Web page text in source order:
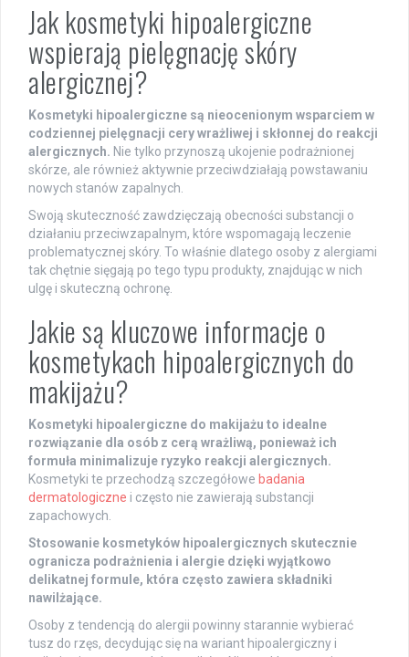
Jak kosmetyki hipoalergiczne
wspierają pielęgnację skóry
alergicznej?
Kosmetyki hipoalergiczne są nieocenionym wsparciem w
codziennej pielęgnacji cery wrażliwej i skłonnej do reakcji
alergicznych. Nie tylko przynoszą ukojenie podrażnionej
skórze, ale również aktywnie przeciwdziałają powstawaniu
nowych stanów zapalnych.
Swoją skuteczność zawdzięczają obecności substancji o
działaniu przeciwzapalnym, które wspomagają leczenie
problematycznej skóry. To właśnie dlatego osoby z alergiami
tak chętnie sięgają po tego typu produkty, znajdując w nich
ulgę i skuteczną ochronę.
Jakie są kluczowe informacje o
kosmetykach hipoalergicznych do
makijażu?
Kosmetyki hipoalergiczne do makijażu to idealne
rozwiązanie dla osób z cerą wrażliwą, ponieważ ich
formuła minimalizuje ryzyko reakcji alergicznych.
Kosmetyki te przechodzą szczegółowe badania
dermatologiczne i często nie zawierają substancji
zapachowych.
Stosowanie kosmetyków hipoalergicznych skutecznie
ogranicza podrażnienia i alergie dzięki wyjątkowo
delikatnej formule, która często zawiera składniki
nawilżające.
Osoby z tendencją do alergii powinny starannie wybierać
tusz do rzęs, decydując się na wariant hipoalergiczny i